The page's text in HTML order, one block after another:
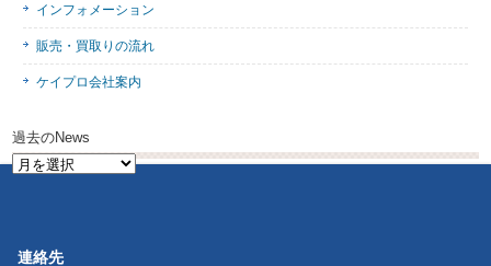
インフォメーション
販売・買取りの流れ
ケイプロ会社案内
過去のNews
過
連絡先